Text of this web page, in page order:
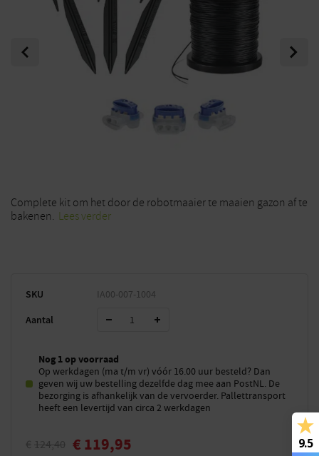
Previous Next
Complete kit om het door de robotmaaier te maaien gazon af te
bakenen. Lees verder
SKU IA00-007-1004
Aantal
Nog 1 op voorraad
Op werkdagen (ma t/m vr) vóór 16.00 uur besteld? Dan
geven wij uw bestelling dezelfde dag mee aan PostNL. De
bezorging is afhankelijk van de vervoerder. Pallettransport
heeft een levertijd van circa 2 werkdagen
€ 124,40 € 119,95 9.5